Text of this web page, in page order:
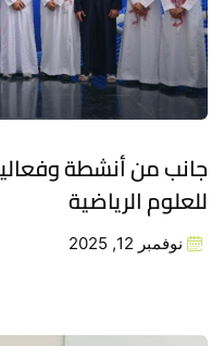
جانب من أنشطة
للعلوم الرياضية
نوفمبر 12, 2025